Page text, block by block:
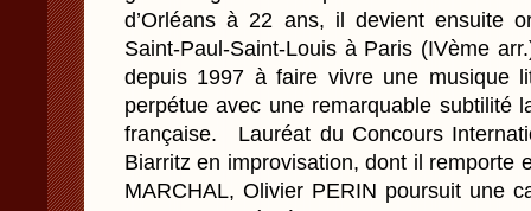
d’Orléans à 22 ans, il devient ensuite
Saint-Paul-Saint-Louis à Paris (IVème
depuis 1997 à faire vivre une musique
perpétue avec une remarquable subtilité
française. Lauréat du Concours
Biarritz en improvisation, dont il remporte
MARCHAL, Olivier PERIN poursuit une